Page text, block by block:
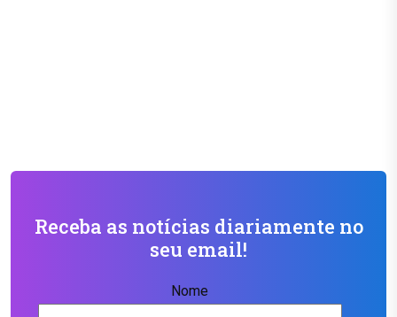
Receba as notícias diariamente no
seu email!
Nome